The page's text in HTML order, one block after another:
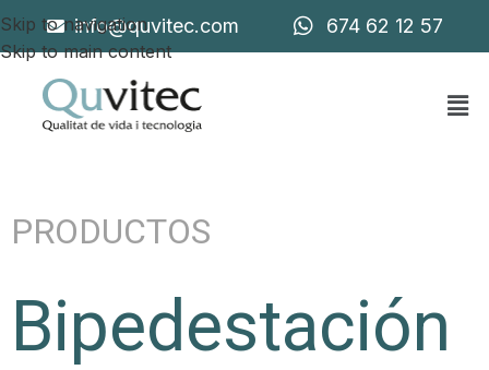
Skip to navigation
Skip to main content
info@quvitec.com 674 62 12 57
PRODUCTOS
Bipedestación